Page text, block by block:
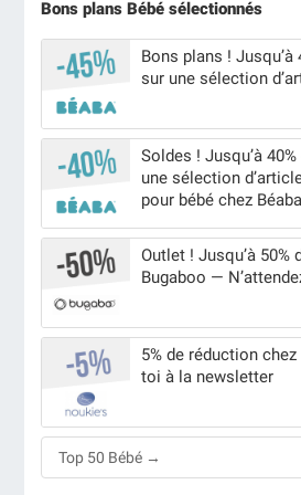
Bons plans Bébé sélectionnés
Bons plans ! Jusqu’à
sur une sélection
Soldes ! Jusqu’à
une sélection
pour bébé chez Béaba
Outlet ! Jusqu’à 50%
Bugaboo —
5% de réduction
toi à la newsletter
Top 50 Bébé →